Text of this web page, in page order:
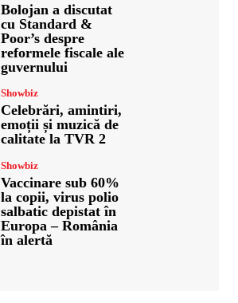
Bolojan a discutat
cu Standard &
Poor’s despre
reformele fiscale ale
guvernului
Showbiz
Celebrări, amintiri,
emoții și muzică de
calitate la TVR 2
Showbiz
Vaccinare sub 60%
la copii, virus polio
salbatic depistat în
Europa – România
în alertă